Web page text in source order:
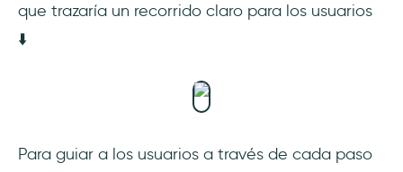
que trazaría un recorrido claro para los usuarios
⬇️
Para guiar a los usuarios a través de cada paso